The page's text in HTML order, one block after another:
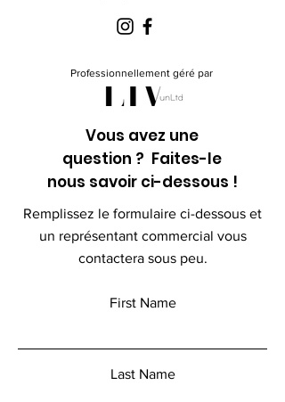
Professionnellement géré par
Vous avez une
question ? Faites-le
nous savoir ci-dessous !
Remplissez le formulaire ci-dessous et
un représentant commercial vous
contactera sous peu.
First Name
Last Name